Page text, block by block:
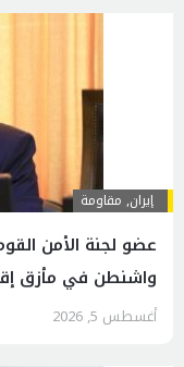
إيران, مقاومة
عضو لجنة الأمن
واشنطن في مأزق
أغسطس 5, 2026